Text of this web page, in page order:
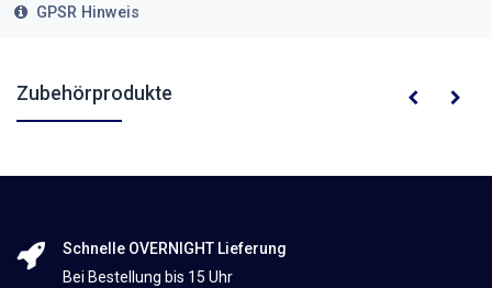
GPSR Hinweis
Zubehörprodukte
Schnelle OVERNIGHT Lieferung
Bei Bestellung bis 15 Uhr